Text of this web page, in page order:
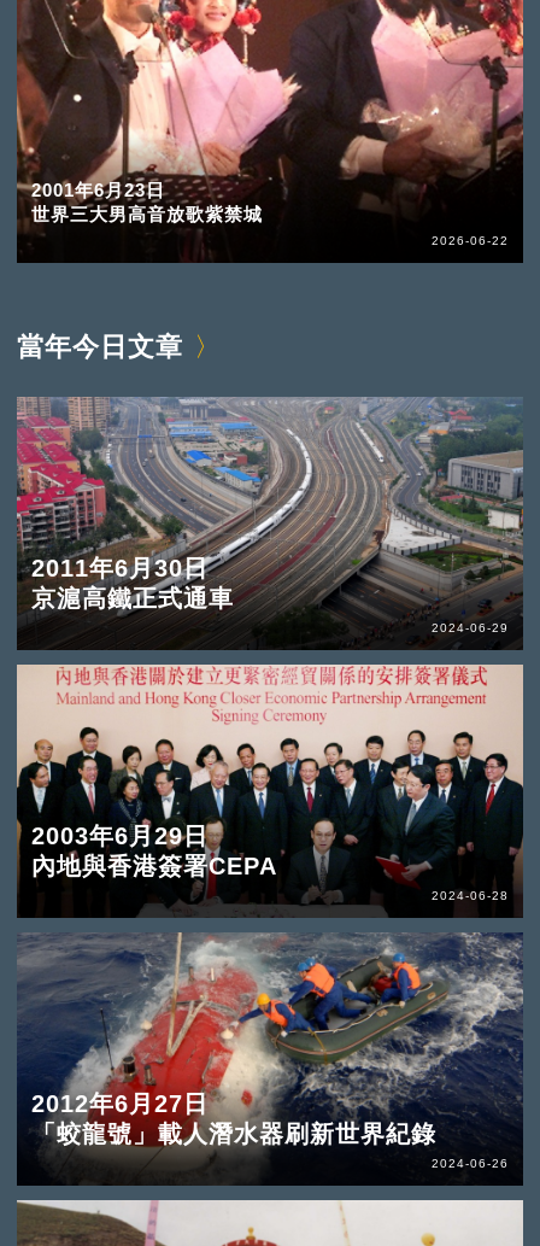
2001年6月23日
世界三大男高音放歌紫禁城
2026-06-22
當年今日文章
2011年6月30日
京滬高鐵正式通車
2024-06-29
2003年6月29日
內地與香港簽署CEPA
2024-06-28
2012年6月27日
「蛟龍號」載人潛水器刷新世界紀錄
2024-06-26